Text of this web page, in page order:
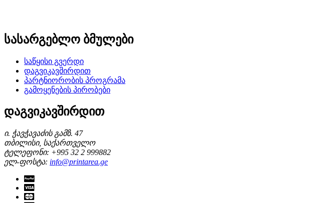
სასარგებლო ბმულები
საწყისი გვერდი
დაგვიკავშირდით
პარტნიორობის პროგრამა
გამოყენების პირობები
დაგვიკავშირდით
ი. ჭავჭავაძის გამზ. 47
თბილისი, საქართველო
ტელეფონი: +995 32 2 999882
ელ-ფოსტა: info@printarea.ge